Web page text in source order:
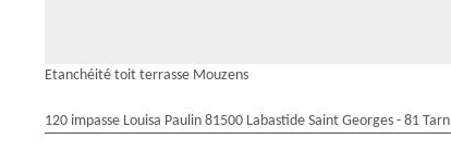
Etanchéité toit terrasse Mouzens
120 impasse Louisa Paulin 81500 Labastide Saint Georges - 81 Tarn